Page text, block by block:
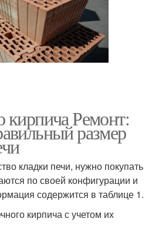
кирпича Ремонт:
размер
кладки печи, нужно покупать
по своей конфигурации и
содержится в таблице 1.
кирпича с учетом их